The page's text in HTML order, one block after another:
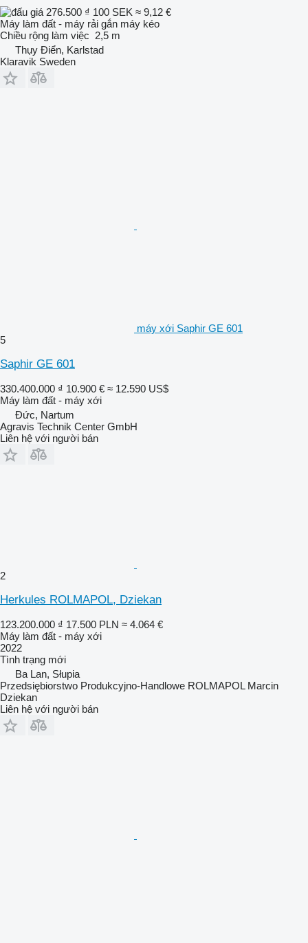
276.500 ₫ 100 SEK ≈ 9,12 €
Máy làm đất - máy rải gắn máy kéo
Chiều rộng làm việc 2,5 m
Thụy Điển, Karlstad
Klaravik Sweden
máy xới Saphir GE 601
5
Saphir GE 601
330.400.000 ₫ 10.900 € ≈ 12.590 US$
Máy làm đất - máy xới
Đức, Nartum
Agravis Technik Center GmbH
Liên hệ với người bán
2
Herkules ROLMAPOL, Dziekan
123.200.000 ₫ 17.500 PLN ≈ 4.064 €
Máy làm đất - máy xới
2022
Tình trạng mới
Ba Lan, Słupia
Przedsiębiorstwo Produkcyjno-Handlowe ROLMAPOL Marcin
Dziekan
Liên hệ với người bán